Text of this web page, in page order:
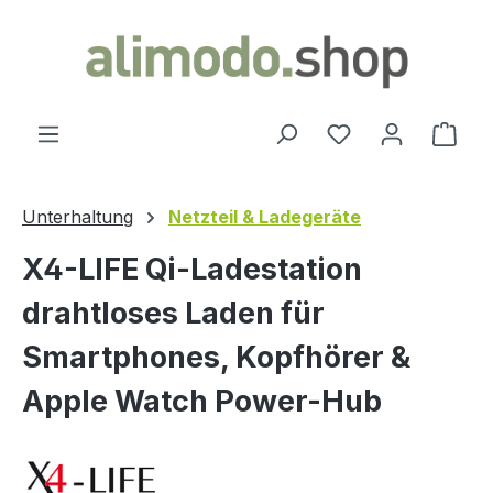
Unterhaltung Netzteil & Ladegeräte
X4-LIFE Qi-Ladestation
drahtloses Laden für
Smartphones, Kopfhörer &
Apple Watch Power-Hub